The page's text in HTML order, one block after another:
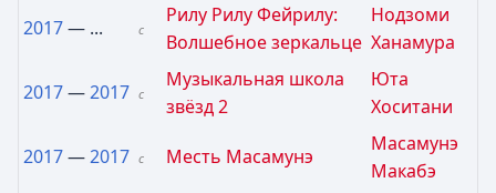
2017— ... с
Рилу Рилу Фейрилу:
Волшебное зеркальце
Нодзоми
Ханамура
2017—2017 с
Музыкальная школа
звёзд 2
Юта
Хоситани
2017—2017 с Месть Масамунэ
Масамунэ
Макабэ